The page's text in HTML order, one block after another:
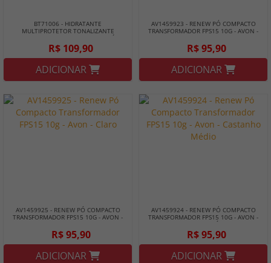
BT71006 - HIDRATANTE
MULTIPROTETOR TONALIZANTE
DIURNO MAKE B. SKIN 60G - BOTICÁRIO
R$ 109,90
ADICIONAR
AV1459923 - RENEW PÓ COMPACTO
TRANSFORMADOR FPS15 10G - AVON -
R$ 95,90
ADICIONAR
AV1459925 - RENEW PÓ COMPACTO
TRANSFORMADOR FPS15 10G - AVON -
R$ 95,90
ADICIONAR
AV1459924 - RENEW PÓ COMPACTO
TRANSFORMADOR FPS15 10G - AVON -
CASTANHO MÉDIO
R$ 95,90
ADICIONAR